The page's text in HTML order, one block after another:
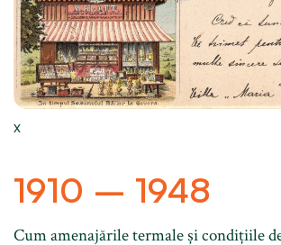
X
1910 – 1948
Cum amenajările termale și condițiile